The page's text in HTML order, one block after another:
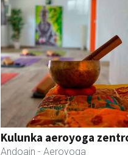
Kulunka aeroyoga
Andoain - Aeroyoga